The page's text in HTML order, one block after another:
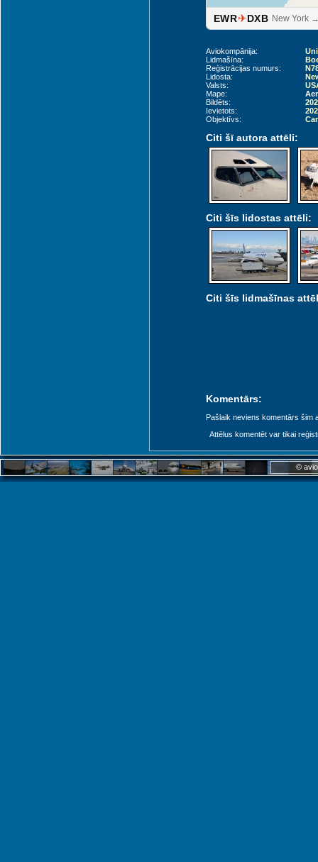
EWR✈DXB New York
Aviokompānija:
Lidmašīna:
Reģistrācijas numurs:
Lidosta:
Valsts:
Mape:
Bildēts:
Ievietots:
Objektīvs:
Citi šī autora attēli:
Citi šīs lidostas attēli:
Citi šīs lidmašīnas
Komentārs:
Pašlaik neviens komentārs šim
Attēlus komentēt var tikai
©